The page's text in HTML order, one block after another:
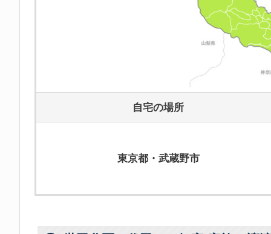
自宅の場所
東京都・武蔵野市